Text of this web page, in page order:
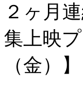
２ヶ月
集上映
（金）】